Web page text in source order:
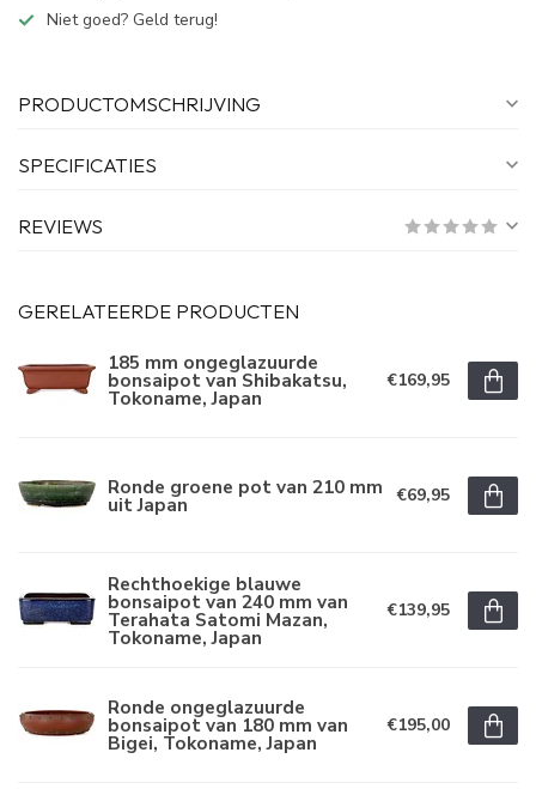
Niet goed? Geld terug!
PRODUCTOMSCHRIJVING
SPECIFICATIES
REVIEWS
GERELATEERDE PRODUCTEN
185 mm ongeglazuurde
bonsaipot van Shibakatsu,
Tokoname, Japan
€169,95
Ronde groene pot van 210 mm
uit Japan €69,95
Rechthoekige blauwe
bonsaipot van 240 mm van
Terahata Satomi Mazan,
Tokoname, Japan
€139,95
Ronde ongeglazuurde
bonsaipot van 180 mm van
Bigei, Tokoname, Japan
€195,00